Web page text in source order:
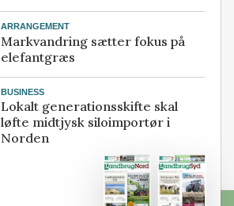
ARRANGEMENT
Markvandring sætter fokus på
elefantgræs
BUSINESS
Lokalt generationsskifte skal
løfte midtjysk siloimportør i
Norden